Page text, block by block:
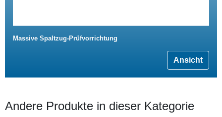
Massive Spaltzug-Prüfvorrichtung
Ansicht
Andere Produkte in dieser Kategorie